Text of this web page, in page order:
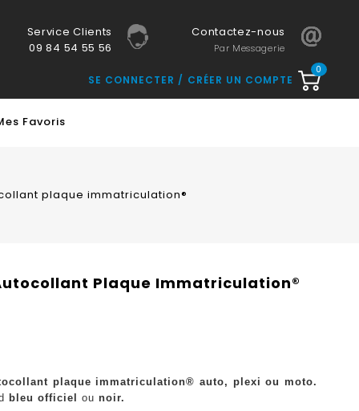
Service Clients
09 84 54 55 56
Contactez-nous
Par Messagerie
0
SE CONNECTER CRÉER UN COMPTE
Favoris
plaque immatriculation®
Plaque Immatriculation®
plaque immatriculation® auto, plexi ou moto.
bleu officiel ou noir.